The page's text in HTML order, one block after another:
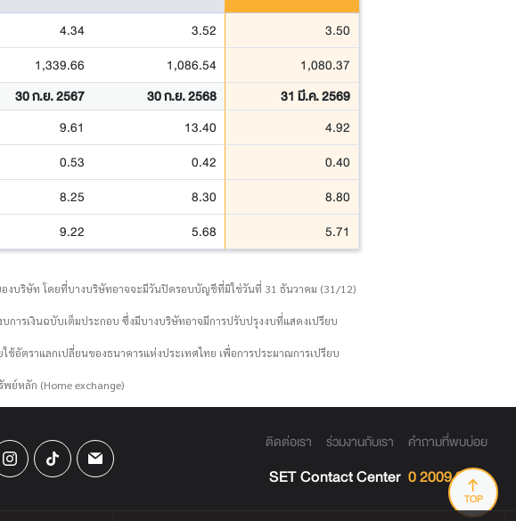
4.34 3.52 3.50
1,339.66 1,086.54
1,080.37
30 ก.ย. 2567 30 ก.ย. 2568 31 มี.ค. 2569
9.61 13.40 4.92
0.53 0.42 0.40
8.25 8.30 8.80
9.22 5.68 5.71
บริษัท โดยที่บางบริษัทอาจจะมีวันปิดรอบบัญชีที่มิใช่วันที่ 31 ธันวาคม (31/12)
ารเงินฉบับเต็มประกอบ ซึ่งมีบางบริษัทอาจมีการปรับปรุงงบที่แสดงเปรียบ
อัตราแลกเปลี่ยนของธนาคารแห่งประเทศไทย เพื่อการประมาณการเปรียบ
ย์หลัก (Home exchange)
TOP
ติดต่อเรา ร่วมงานกับเรา คำถามที่พบบ่อย
SET Contact Center 0 2009 9999